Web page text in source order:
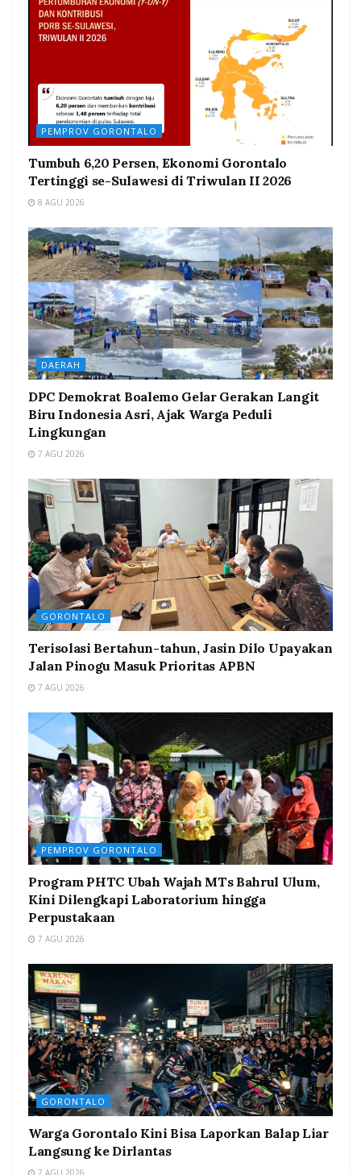
PEMPROV GORONTALO
Tumbuh 6,20 Persen, Ekonomi Gorontalo
Tertinggi se-Sulawesi di Triwulan II 2026
8 AGU 2026
DAERAH
DPC Demokrat Boalemo Gelar Gerakan Langit
Biru Indonesia Asri, Ajak Warga Peduli
Lingkungan
7 AGU 2026
GORONTALO
Terisolasi Bertahun-tahun, Jasin Dilo Upayakan
Jalan Pinogu Masuk Prioritas APBN
7 AGU 2026
PEMPROV GORONTALO
Program PHTC Ubah Wajah MTs Bahrul Ulum,
Kini Dilengkapi Laboratorium hingga
Perpustakaan
7 AGU 2026
GORONTALO
Warga Gorontalo Kini Bisa Laporkan Balap Liar
Langsung ke Dirlantas
7 AGU 2026